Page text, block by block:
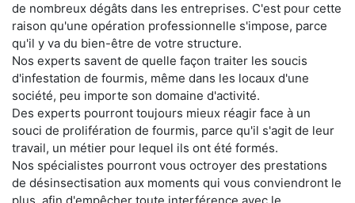
de nombreux dégâts dans les entreprises. C'est pour cette
raison qu'une opération professionnelle s'impose, parce
qu'il y va du bien-être de votre structure.
Nos experts savent de quelle façon traiter les soucis
d'infestation de fourmis, même dans les locaux d'une
société, peu importe son domaine d'activité.
Des experts pourront toujours mieux réagir face à un
souci de prolifération de fourmis, parce qu'il s'agit de leur
travail, un métier pour lequel ils ont été formés.
Nos spécialistes pourront vous octroyer des prestations
de désinsectisation aux moments qui vous conviendront le